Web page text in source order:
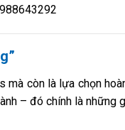
còn là lựa chọn
– đó chính là những